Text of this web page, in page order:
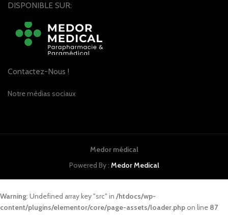
DISPONIBLE SUR:
Contactez-Nous !
Notre médias sociaux
Medor médical
Powered By : Medor Medical
Warning: Undefined array key "src" in /htdocs/wp-
content/plugins/elementor/core/page-assets/loader.phpon line 87